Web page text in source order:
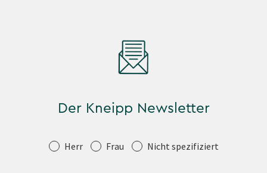
Der Kneipp Newsletter
Anrede Herr Frau Nicht spezifiziert